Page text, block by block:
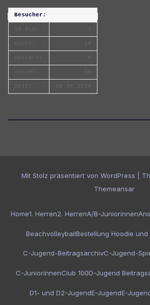
Besucher:
Mit Stolz präsentiert von WordPress
Themeansar
Home1. Herren2. HerrenA/B-Juniorinnen
BeachvolleyballBestellung Hoodie und
C-Jugend-BeitragsarchivC-Jugend-
C-JuniorinnenClub 100D-Jugend
D1- und D2-JugendE-JugendE-